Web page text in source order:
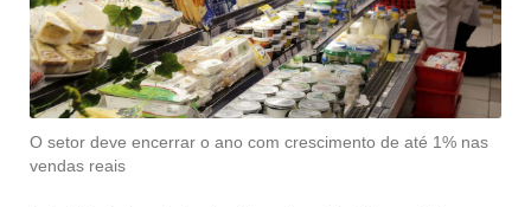
O setor deve encerrar o ano com crescimento de até 1% nas
vendas reais